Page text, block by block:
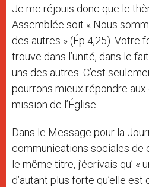
Je me réjouis donc que le
Assemblée soit « Nous
des autres » (Ép 4,25). Votre
trouve dans l’unité, dans le
uns des autres. C’est
pourrons mieux répondre
mission de l’Église.
Dans le Message pour la
communications sociales de
le même titre, j’écrivais qu’ «
d’autant plus forte qu’elle